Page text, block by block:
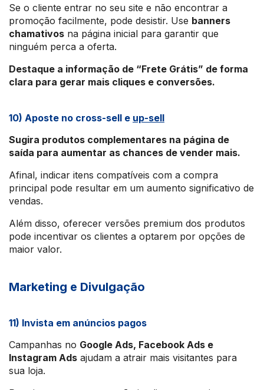
Se o cliente entrar no seu site e não encontrar a
promoção facilmente, pode desistir. Use banners
chamativos na página inicial para garantir que
ninguém perca a oferta.
Destaque a informação de “Frete Grátis” de forma
clara para gerar mais cliques e conversões.
10) Aposte no cross-sell e up-sell
Sugira produtos complementares na página de
saída para aumentar as chances de vender mais.
Afinal, indicar itens compatíveis com a compra
principal pode resultar em um aumento significativo de
vendas.
Além disso, oferecer versões premium dos produtos
pode incentivar os clientes a optarem por opções de
maior valor.
Marketing e Divulgação
11) Invista em anúncios pagos
Campanhas no Google Ads, Facebook Ads e
Instagram Ads ajudam a atrair mais visitantes para
sua loja.